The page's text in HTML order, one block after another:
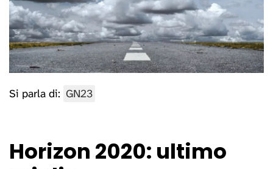
Si parla di: GN23
Horizon 2020: ultimo